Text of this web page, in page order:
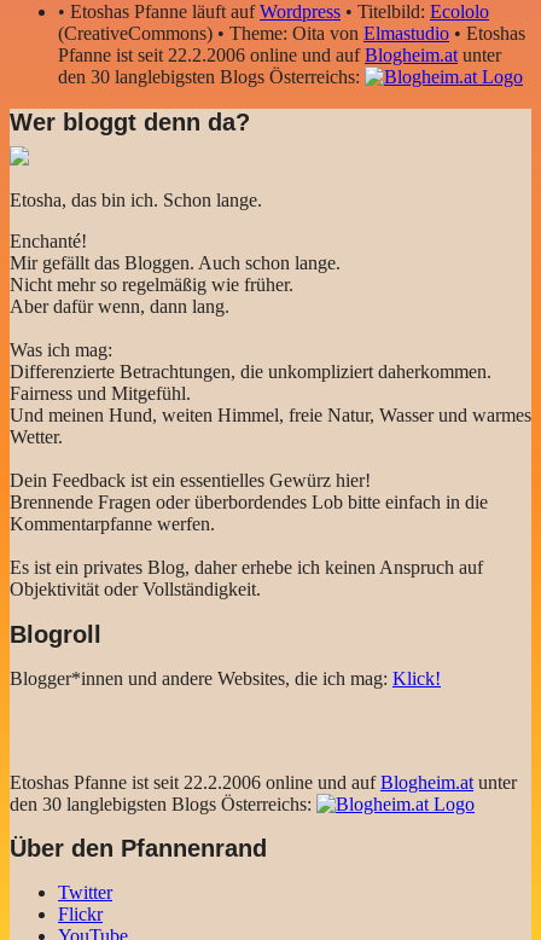
• Etoshas Pfanne läuft aufWordpress • Titelbild: Ecololo
(CreativeCommons) • Theme: Oita von Elmastudio • Etoshas
Pfanne ist seit 22.2.2006 online und aufBlogheim.atunter
den 30 langlebigsten Blogs Österreichs:
Wer bloggt denn da?
Etosha, das bin ich. Schon lange.
Enchanté!
Mir gefällt das Bloggen. Auch schon lange.
Nicht mehr so regelmäßig wie früher.
Aber dafür wenn, dann lang.
Was ich mag:
Differenzierte Betrachtungen, die unkompliziert daherkommen.
Fairness und Mitgefühl.
Und meinen Hund, weiten Himmel, freie Natur, Wasser und warmes
Wetter.
Dein Feedback ist ein essentielles Gewürz hier!
Brennende Fragen oder überbordendes Lob bitte einfach in die
Kommentarpfanne werfen.
Es ist ein privates Blog, daher erhebe ich keinen Anspruch auf
Objektivität oder Vollständigkeit.
Blogroll
Blogger*innen und andere Websites, die ich mag: Klick!
Etoshas Pfanne ist seit 22.2.2006 online und aufBlogheim.at unter
den 30 langlebigsten Blogs Österreichs:
Über den Pfannenrand
Twitter
Flickr